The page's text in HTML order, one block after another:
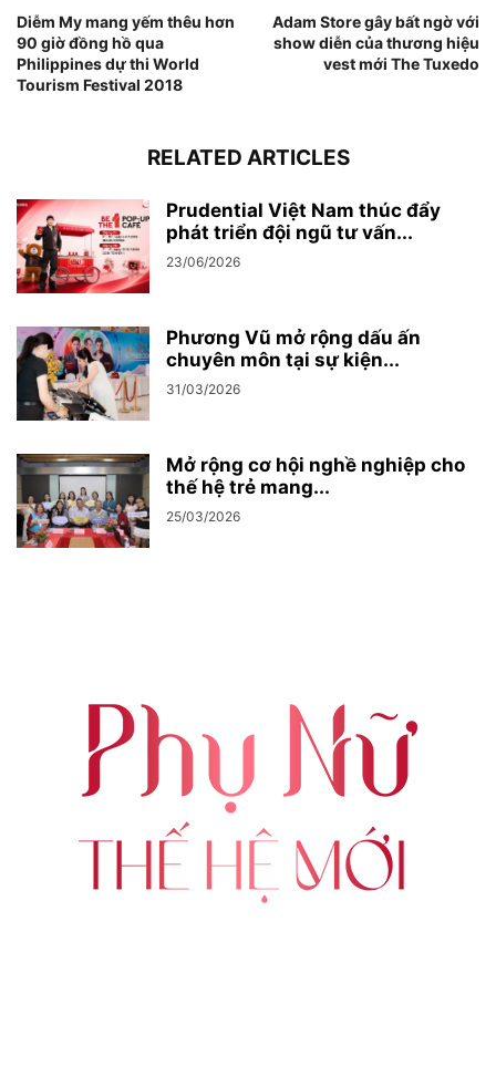
Diễm My mang yếm thêu hơn
90 giờ đồng hồ qua
Philippines dự thi World
Tourism Festival 2018
Adam Store gây bất ngờ với
show diễn của thương hiệu
vest mới The Tuxedo
RELATED ARTICLES
Prudential Việt Nam thúc đẩy
phát triển đội ngũ tư vấn...
23/06/2026
Phương Vũ mở rộng dấu ấn
chuyên môn tại sự kiện...
31/03/2026
Mở rộng cơ hội nghề nghiệp cho
thế hệ trẻ mang...
25/03/2026